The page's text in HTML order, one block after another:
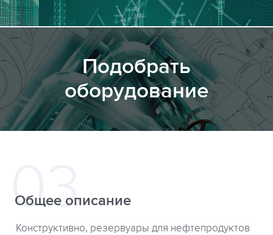
Подобрать
оборудование
Общее описание
Конструктивно, резервуары для нефтепродуктов